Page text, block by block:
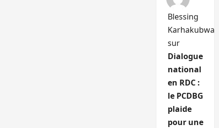
Blessing
Karhakubwa
sur
Dialogue
national
en RDC :
le PCDBG
plaide
pour une